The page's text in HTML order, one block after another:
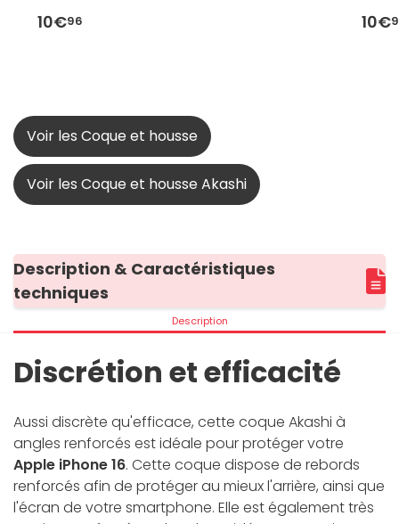
10€96 10€
Voir les Coque et housse
Voir les Coque et housse Akashi
Description & Caractéristiques
techniques
Description
Discrétion et efficacité
Aussi discrète qu'efficace, cette coque Akashi à
angles renforcés est idéale pour protéger votre
Apple iPhone 16. Cette coque dispose de rebords
renforcés afin de protéger au mieux l'arrière, ainsi que
l'écran de votre smartphone. Elle est également très